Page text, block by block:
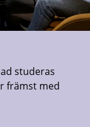
studeras
främst med